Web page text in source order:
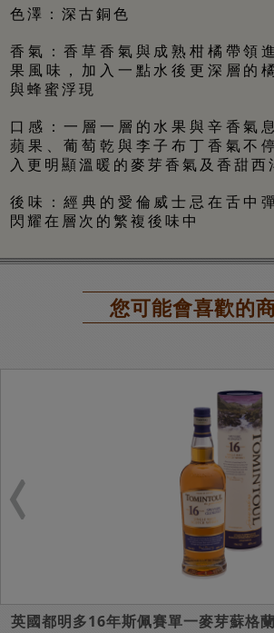
色澤：深古銅色
香氣：香草香氣與成熟柑橘帶領
果風味，加入一點水後更深層的
與蜂蜜浮現
口感：一層一層的水果與辛香氣
蘋果、葡萄乾與李子布丁香氣不
入更明顯溫暖的麥芽香氣及香甜西
後味：經典的愛倫威士忌在舌中
閃耀在層次的繁複後味中
您可能會喜歡的
英國都明多16年斯佩賽單一麥芽蘇格